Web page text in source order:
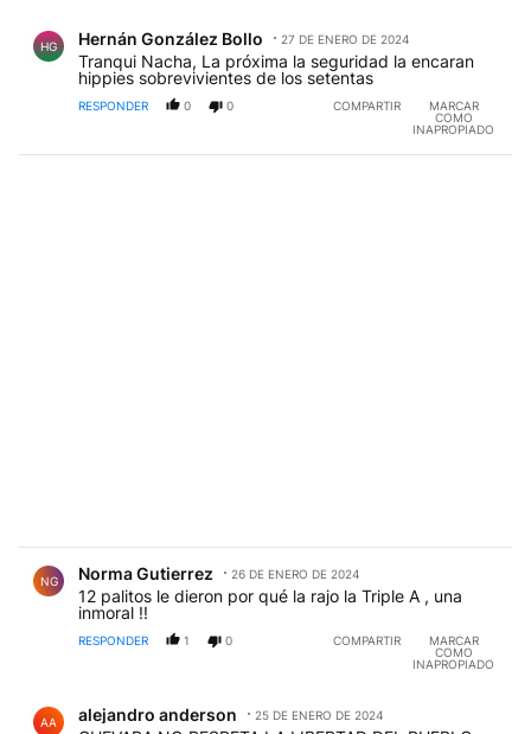
HG Hernán González Bollo 27 DE ENERO DE 2024
Tranqui Nacha, La próxima la seguridad la encaran
hippies sobrevivientes de los setentas
RESPONDER 0 0 COMPARTIR
MARCAR
COMO
INAPROPIADO
NG Norma Gutierrez 26 DE ENERO DE 2024
12 palitos le dieron por qué la rajo la Triple A , una
inmoral !!
RESPONDER 1 0 COMPARTIR
MARCAR
COMO
INAPROPIADO
AA alejandro anderson 25 DE ENERO DE 2024